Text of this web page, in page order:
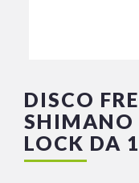
DISCO
SHIMANO
LOCK DA